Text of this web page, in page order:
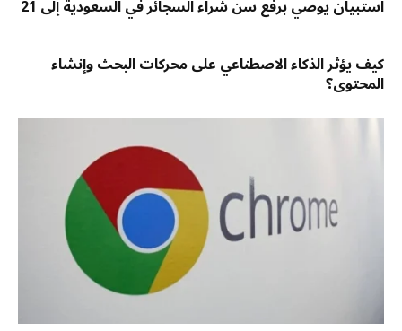
استبيان يوصي برفع سن شراء السجائر في السعودية إلى 21
كيف يؤثر الذكاء الاصطناعي على محركات البحث وإنشاء
المحتوى؟